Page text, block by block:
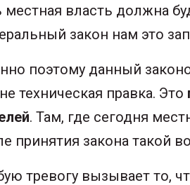
местная власть должна
закон нам это
поэтому данный
техническая правка. Это
. Там, где сегодня
принятия закона такой
тревогу вызывает то,